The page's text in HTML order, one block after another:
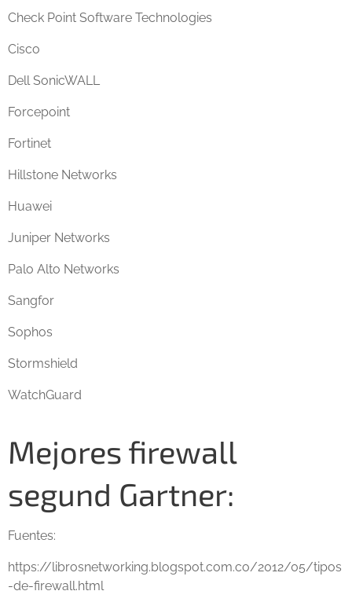
Check Point Software Technologies
Cisco
Dell SonicWALL
Forcepoint
Fortinet
Hillstone Networks
Huawei
Juniper Networks
Palo Alto Networks
Sangfor
Sophos
Stormshield
WatchGuard
Mejores firewall
segund Gartner:
Fuentes:
https://librosnetworking.blogspot.com.co/2012/05/tipos
-de-firewall.html